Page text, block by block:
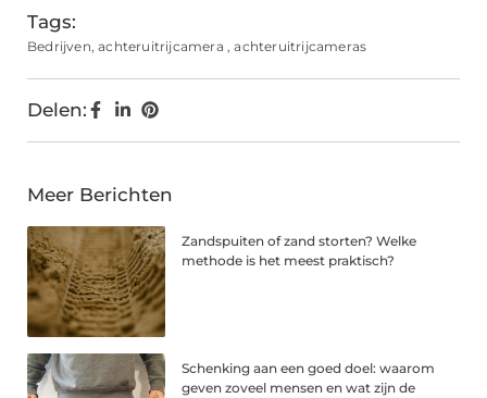
Tags:
Bedrijven,achteruitrijcamera ,achteruitrijcameras
Delen:
Meer Berichten
Zandspuiten of zand storten? Welke
methode is het meest praktisch?
Schenking aan een goed doel: waarom
geven zoveel mensen en wat zijn de